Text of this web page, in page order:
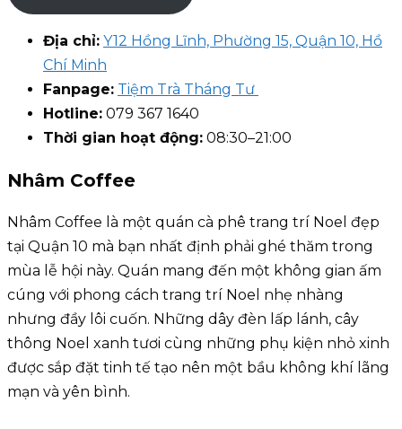
Địa chỉ: Y12 Hồng Lĩnh, Phường 15, Quận 10, Hồ
Chí Minh
Fanpage: Tiệm Trà Tháng Tư
Hotline: 079 367 1640
Thời gian hoạt động: 08:30–21:00
Nhâm Coffee
Nhâm Coffee là một quán cà phê trang trí Noel đẹp
tại Quận 10 mà bạn nhất định phải ghé thăm trong
mùa lễ hội này. Quán mang đến một không gian ấm
cúng với phong cách trang trí Noel nhẹ nhàng
nhưng đầy lôi cuốn. Những dây đèn lấp lánh, cây
thông Noel xanh tươi cùng những phụ kiện nhỏ xinh
được sắp đặt tinh tế tạo nên một bầu không khí lãng
mạn và yên bình.